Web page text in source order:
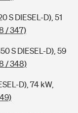
S DIESEL-D), 51
/ 347)
S DIESEL-D), 59
/ 348)
D), 74 kW,